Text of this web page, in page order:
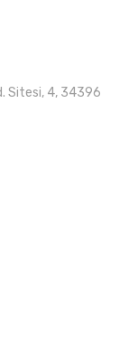
Sitesi, 4, 34396